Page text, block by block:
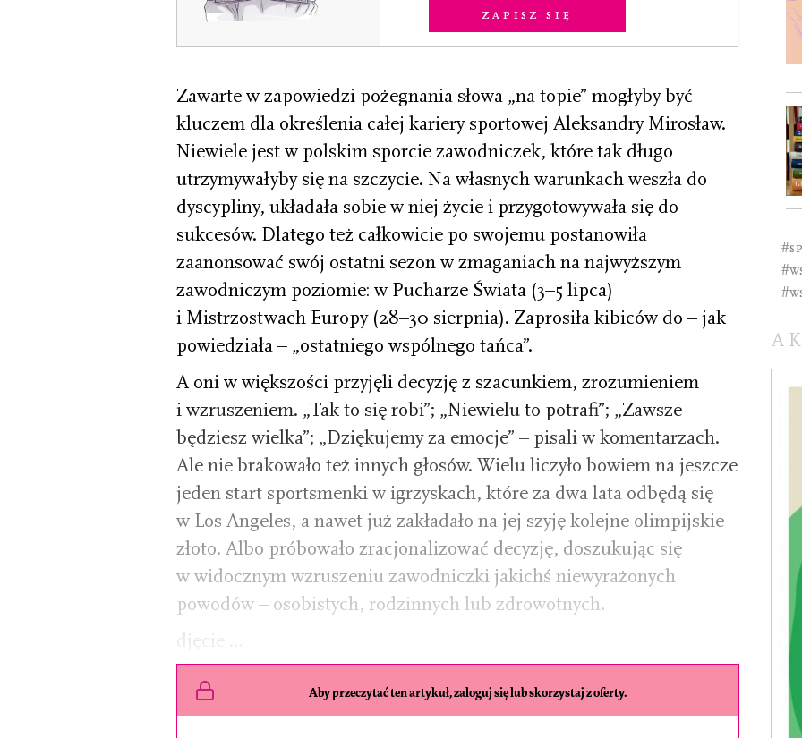
Zapisz się
Zawarte w zapowiedzi pożegnania słowa „na topie” mogłyby być
kluczem dla określenia całej kariery sportowej Aleksandry Mirosław.
Niewiele jest w polskim sporcie zawodniczek, które tak długo
utrzymywałyby się na szczycie. Na własnych warunkach weszła do
dyscypliny, układała sobie w niej życie i przygotowywała się do
sukcesów. Dlatego też całkowicie po swojemu postanowiła
zaanonsować swój ostatni sezon w zmaganiach na najwyższym
zawodniczym poziomie: w Pucharze Świata (3–5 lipca)
i Mistrzostwach Europy (28–30 sierpnia). Zaprosiła kibiców do – jak
powiedziała – „ostatniego wspólnego tańca”.
A oni w większości przyjęli decyzję z szacunkiem, zrozumieniem
i wzruszeniem. „Tak to się robi”; „Niewielu to potrafi”; „Zawsze
będziesz wielka”; „Dziękujemy za emocje” – pisali w komentarzach.
Ale nie brakowało też innych głosów. Wielu liczyło bowiem na jeszcze
jeden start sportsmenki w igrzyskach, które za dwa lata odbędą się
w Los Angeles, a nawet już zakładało na jej szyję kolejne olimpijskie
złoto. Albo próbowało zracjonalizować decyzję, doszukując się
w widocznym wzruszeniu zawodniczki jakichś niewyrażonych
powodów – osobistych, rodzinnych lub zdrowotnych.
Aby przeczytać ten artykuł, zaloguj się lub skorzystaj z oferty.